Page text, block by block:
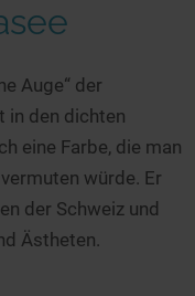
Auge“ der
in den dichten
eine Farbe, die man
würde. Er
der Schweiz und
Ästheten.